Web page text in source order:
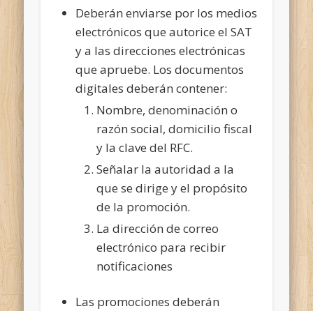
Deberán enviarse por los medios
electrónicos que autorice el SAT
y a las direcciones electrónicas
que apruebe. Los documentos
digitales deberán contener:
Nombre, denominación o
razón social, domicilio fiscal
y la clave del RFC.
Señalar la autoridad a la
que se dirige y el propósito
de la promoción.
La dirección de correo
electrónico para recibir
notificaciones
Las promociones deberán